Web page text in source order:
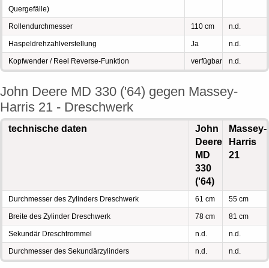
Quergefälle)
Rollendurchmesser 110 cm n.d.
Haspeldrehzahlverstellung Ja n.d.
Kopfwender / Reel Reverse-Funktion verfügbar n.d.
John Deere MD 330 ('64) gegen Massey-
Harris 21 - Dreschwerk
technische daten
John
Deere
MD
330
('64)
Massey-
Harris
21
Durchmesser des Zylinders Dreschwerk 61 cm 55 cm
Breite des Zylinder Dreschwerk 78 cm 81 cm
Sekundär Dreschtrommel n.d. n.d.
Durchmesser des Sekundärzylinders n.d. n.d.